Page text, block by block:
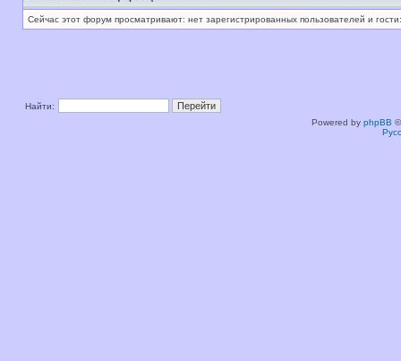
Сейчас этот форум просматривают: нет зарегистрированных пользователей и
Найти:
Powered by phpBB